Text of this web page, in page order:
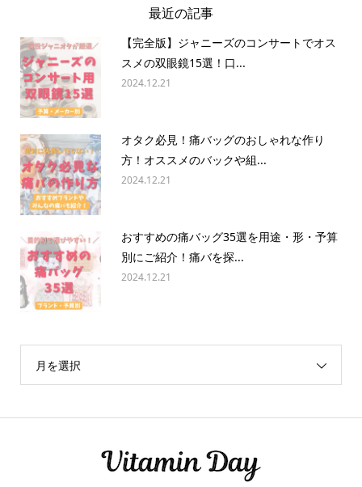
最近の記事
【完全版】ジャニーズのコンサートでオス
スメの双眼鏡15選！口...
2024.12.21
オタク必見！痛バッグのおしゃれな作り
方！オススメのバックや組...
2024.12.21
おすすめの痛バッグ35選を用途・形・予算
別にご紹介！痛バを探...
2024.12.21
月を選択